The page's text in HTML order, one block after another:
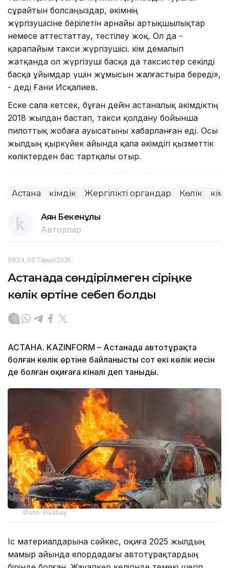
сұрайтын болсаңыздар, әкімнің
жүргізушісіне берілетін арнайы артықшылықтар
немесе аттестаттау, тестілеу жоқ. Ол да -
қарапайым такси жүргізушісі. Әкім демалып
жатқанда ол жүргізуші басқа да таксистер секілді
басқа ұйымдар үшін жұмысын жалғастыра береді»,
- деді Ғани Исқалиев.
Еске сала кетсек, бұған дейін астаналық әкімдіктің
2018 жылдан бастап, такси қолдану бойынша
пилоттық жобаға ауысатыны хабарланған еді. Осы
жылдың қыркүйек айында қала әкімдігі қызметтік
көліктерден бас тартқалы отыр.
Астана Әкімдік Жергілікті органдар Көлік Әкім
Аян Бекенұлы
Авторлар
09:24, 06 Тамыз 2026
Астанада сөндірілмеген сіріңке
көлік өртіне себеп болды
АСТАНА. KAZINFORM – Астанада автотұрақта
болған көлік өртіне байланысты сот екі көлік иесін
де болған оқиғаға кінәлі деп таныды.
Фото: Pixabay
Іс материалдарына сәйкес, оқиға 2025 жылдың
мамыр айында елордадағы автотұрақтардың